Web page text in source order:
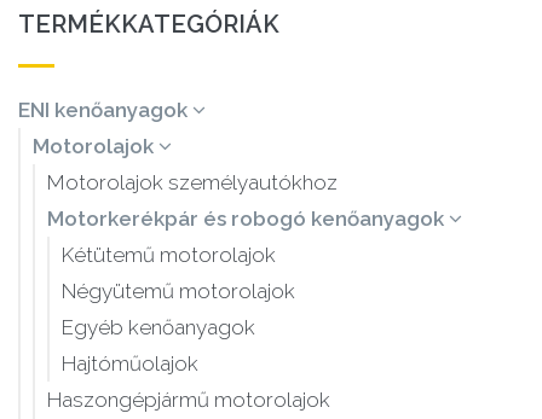
TERMÉKKATEGÓRIÁK
ENI kenőanyagok
Motorolajok
Motorolajok személyautókhoz
Motorkerékpár és robogó kenőanyagok
Kétütemű motorolajok
Négyütemű motorolajok
Egyéb kenőanyagok
Hajtóműolajok
Haszongépjármű motorolajok